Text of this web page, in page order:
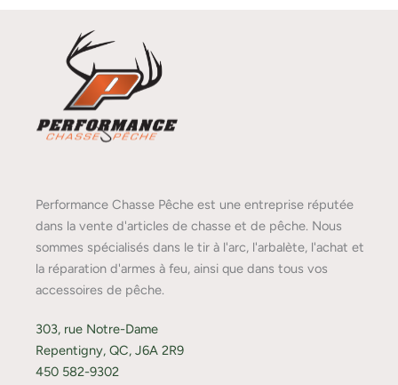
Performance Chasse Pêche est une entreprise réputée
dans la vente d'articles de chasse et de pêche. Nous
sommes spécialisés dans le tir à l'arc, l'arbalète, l'achat et
la réparation d'armes à feu, ainsi que dans tous vos
accessoires de pêche.
303, rue Notre-Dame
Repentigny, QC, J6A 2R9
450 582-9302